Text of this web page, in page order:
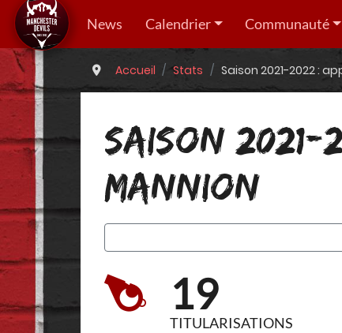
News Calendrier Communauté
Accueil Stats Saison 2021-2022 :
SAISON 2021-
MANNION
19
TITULARISATIONS